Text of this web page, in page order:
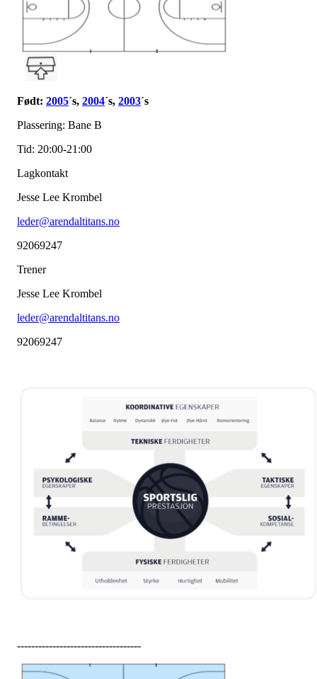
Født: 2005´s, 2004´s, 2003´s
Plassering: Bane B
Tid: 20:00-21:00
Lagkontakt
Jesse Lee Krombel
leder@arendaltitans.no
92069247
Trener
Jesse Lee Krombel
leder@arendaltitans.no
92069247
-----------------------------------